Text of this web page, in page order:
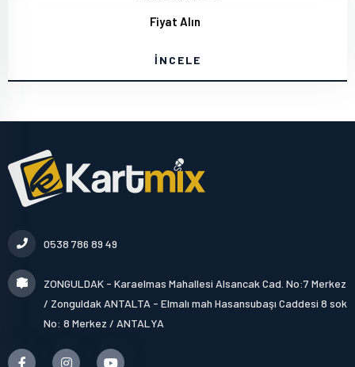
Fiyat Alın
İNCELE
0538 786 89 49
ZONGULDAK - Karaelmas Mahallesi Alsancak Cad. No:7 Merkez
/ Zonguldak ANTALTA - Elmalı mah Hasansubaşı Caddesi 8 sok
No: 8 Merkez / ANTALYA